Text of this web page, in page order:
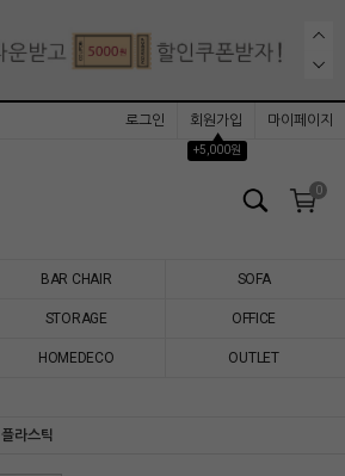
로그인
회원가입
▲
+5,000원
마이페이지
0
BAR CHAIR SOFA
STORAGE OFFICE
HOMEDECO OUTLET
플라스틱